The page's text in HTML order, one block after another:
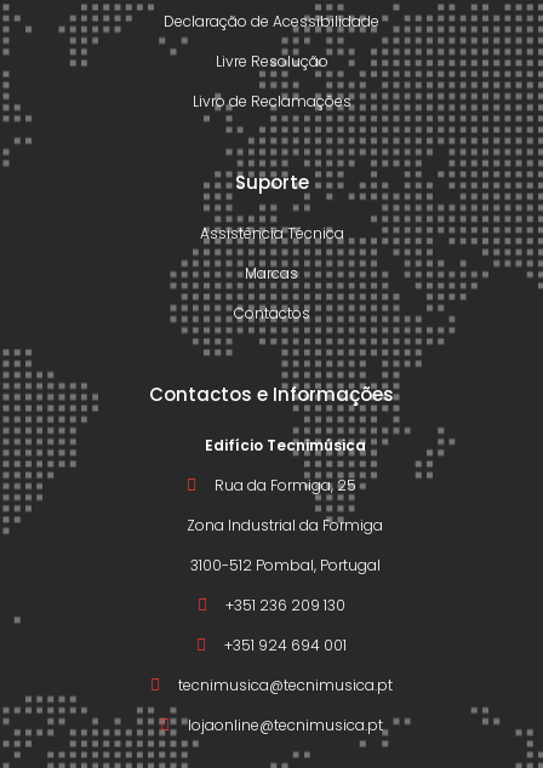
Declaração de Acessibilidade
Livre Resolução
Livro de Reclamações
Suporte
Assistência Técnica
Marcas
Contactos
Contactos e Informações
Edifício Tecnimúsica
Rua da Formiga, 25
Zona Industrial da Formiga
3100-512 Pombal, Portugal
+351 236 209 130
+351 924 694 001
tecnimusica@tecnimusica.pt
lojaonline@tecnimusica.pt